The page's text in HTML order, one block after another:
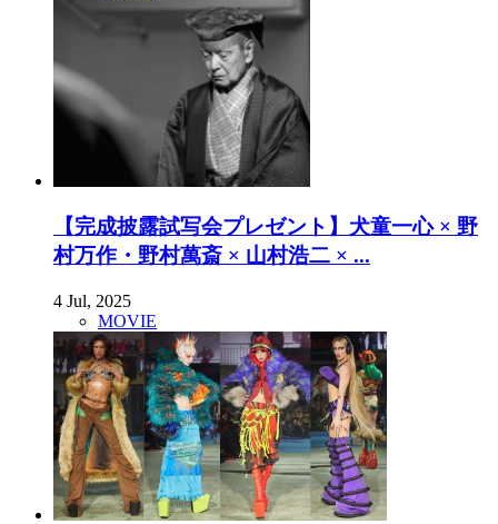
【完成披露試写会プレゼント】犬童一心 × 野
村万作・野村萬斎 × 山村浩二 × ...
4 Jul, 2025
MOVIE